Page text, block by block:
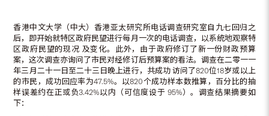
香港中文大学（中大）香港亚太研究所电话调查研究室自九七回归之
后，即开始就特区政府民望进行每月一次的电话调查，以系统地观察特
区政府民望的现况 及变化。此外，由于政府修订了新一份财政预算
案，这次调查亦询问了市民对经修订后预算案的看法。调查在二零一一
年三月二十一日至二十三日晚上进行，共成功 访问了820位18岁或以上
的市民，成功回应率为47.5%。以820个成功样本数推算，百分比的抽
样误差约在正或负3.42%以内（可信度设于 95%）。调查结果摘要如
下：